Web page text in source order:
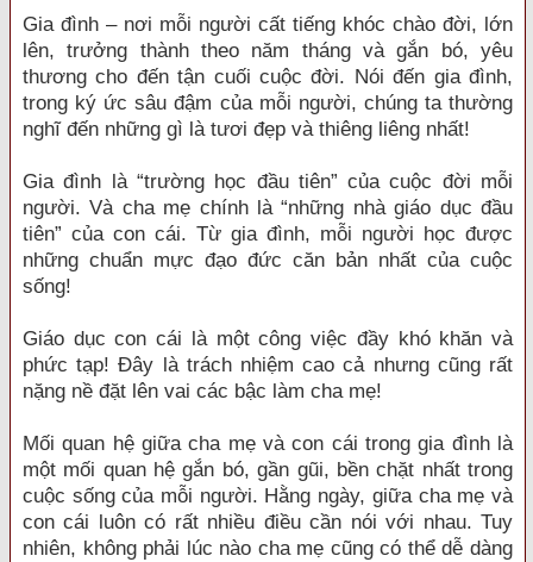
Gia đình – nơi mỗi người cất tiếng khóc chào đời, lớn
lên, trưởng thành theo năm tháng và gắn bó, yêu
thương cho đến tận cuối cuộc đời. Nói đến gia đình,
trong ký ức sâu đậm của mỗi người, chúng ta thường
nghĩ đến những gì là tươi đẹp và thiêng liêng nhất!
Gia đình là “trường học đầu tiên” của cuộc đời mỗi
người. Và cha mẹ chính là “những nhà giáo dục đầu
tiên” của con cái. Từ gia đình, mỗi người học được
những chuẩn mực đạo đức căn bản nhất của cuộc
sống!
Giáo dục con cái là một công việc đầy khó khăn và
phức tạp! Đây là trách nhiệm cao cả nhưng cũng rất
nặng nề đặt lên vai các bậc làm cha mẹ!
Mối quan hệ giữa cha mẹ và con cái trong gia đình là
một mối quan hệ gắn bó, gần gũi, bền chặt nhất trong
cuộc sống của mỗi người. Hằng ngày, giữa cha mẹ và
con cái luôn có rất nhiều điều cần nói với nhau. Tuy
nhiên, không phải lúc nào cha mẹ cũng có thể dễ dàng